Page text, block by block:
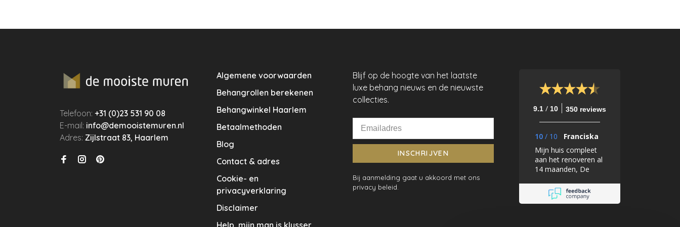
Telefoon:+31 (0)23 531 90 08
E-mail: info@demooistemuren.nl
Adres:Zijlstraat 83, Haarlem
Algemene voorwaarden
Behangrollen berekenen
Behangwinkel Haarlem
Betaalmethoden
Blog
Contact & adres
Cookie- en
privacyverklaring
Disclaimer
Help, mijn man is klusser
Blijf op de hoogte van het laatste
luxe behang nieuws en de nieuwste
collecties.
INSCHRIJVEN
Bij aanmelding gaat u akkoord met ons
privacy beleid.
9.1 / 10 350 reviews
10 / 10
Franciska
Mijn huis compleet
aan het renoveren al
14 maanden, De
mij bij elk stapje met
het uitkiezen van de